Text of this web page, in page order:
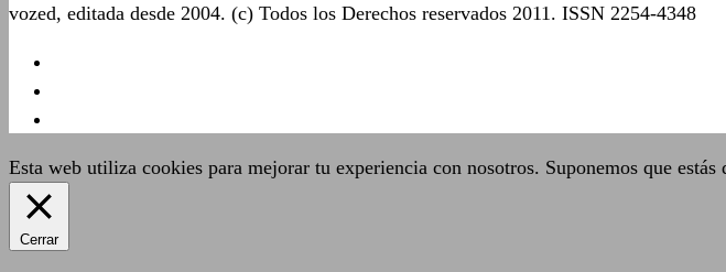
vozed, editada desde 2004. (c) Todos los Derechos reservados 2011. ISSN 2254-4348
Esta web utiliza cookies para mejorar tu experiencia con nosotros. Suponemos que
Cerrar